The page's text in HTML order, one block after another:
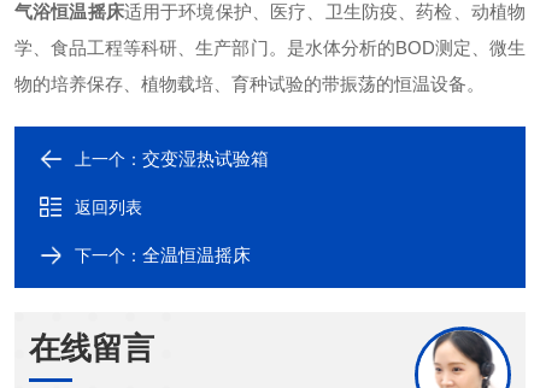
气浴恒温摇床适用于环境保护、医疗、卫生防疫、药检、动植物
学、食品工程等科研、生产部门。是水体分析的BOD测定、微生
物的培养保存、植物载培、育种试验的带振荡的恒温设备。
上一个： 交变湿热试验箱
返回列表
下一个： 全温恒温摇床
在线留言